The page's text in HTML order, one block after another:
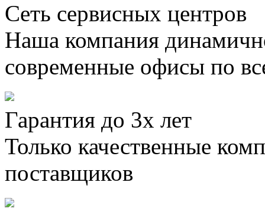
Сеть сервисных центров
Наша компания
современные офисы по
Гарантия до 3х лет
Только качественные
поставщиков